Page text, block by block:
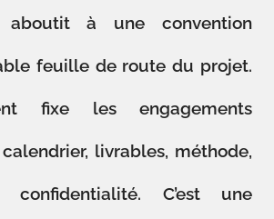
aboutit à une convention
feuille de route du projet.
fixe les engagements
livrables, méthode,
confidentialité. C’est une